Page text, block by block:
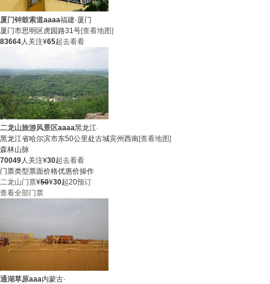
厦门钟鼓索道aaaa福建·厦门
厦门市思明区虎园路31号[查看地图]
83664人关注¥65起去看看
二龙山旅游风景区aaaa黑龙江·
黑龙江省哈尔滨市东50公里处古城宾州西南[查看地图]
森林山脉
70049人关注¥30起去看看
门票类型票面价格优惠价操作
二龙山门票¥50¥30起20预订
查看全部门票
通湖草原aaa内蒙古·